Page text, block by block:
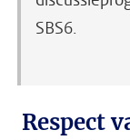
SBS6.
Respect